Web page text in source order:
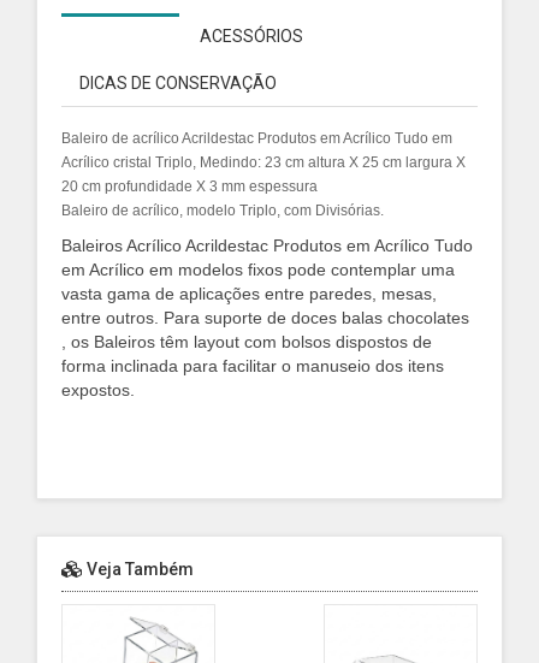
ACESSÓRIOS
DICAS DE CONSERVAÇÃO
Baleiro de acrílico Acrildestac Produtos em Acrílico Tudo em
Acrílico cristal Triplo, Medindo: 23 cm altura X 25 cm largura X
20 cm profundidade X 3 mm espessura
Baleiro de acrílico, modelo Triplo, com Divisórias.
Baleiros Acrílico Acrildestac Produtos em Acrílico Tudo
em Acrílico em modelos fixos pode contemplar uma
vasta gama de aplicações entre paredes, mesas,
entre outros. Para suporte de doces balas chocolates
, os Baleiros têm layout com bolsos dispostos de
forma inclinada para facilitar o manuseio dos itens
expostos.
Veja Também